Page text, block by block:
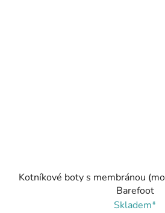
Kotníkové boty s membránou
Barefoot
Skladem*